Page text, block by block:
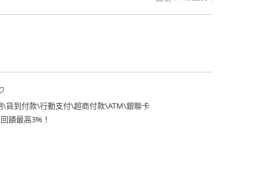
\貨到付款\行動支付\超商付款\ATM\銀聯卡
饋最高3%！